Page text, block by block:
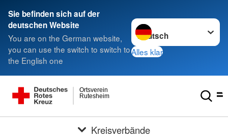
Sie befinden sich auf der
deutschen Website
You are on the German website,
you can use the switch to switch to
the English one
Sprache wechseln zu
Alles klar
Rutesheim
Ortsverein
Kreisverbände